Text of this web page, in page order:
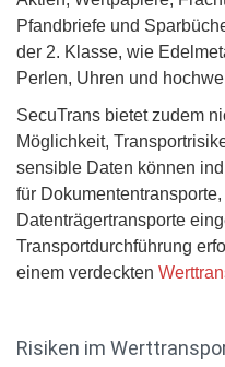
Pfandbriefe und
der 2. Klasse, wie
Perlen, Uhren und
SecuTrans bietet zudem
Möglichkeit,
sensible Daten können
für Dokumententransporte,
Datenträgertransporte
Transportdurchführung
einem verdeckten
Risiken im